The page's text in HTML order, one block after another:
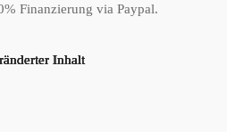
Finanzierung via Paypal.